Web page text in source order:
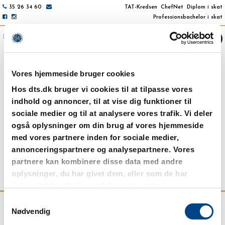
Vores hjemmeside bruger cookies
Hos dts.dk bruger vi cookies til at tilpasse vores
indhold og annoncer, til at vise dig funktioner til
sociale medier og til at analysere vores trafik. Vi deler
også oplysninger om din brug af vores hjemmeside
med vores partnere inden for sociale medier,
annonceringspartnere og analysepartnere. Vores
partnere kan kombinere disse data med andre
oplysninger, du har givet dem, eller som de har
Nødvendig
35 26 34 60 TAT-Kredsen ChefNet
Diplom i skat
Professionsbachelor i skat
NAVIGATION / AKTUELT
Referat af møde i Toldudvalget
28. marts 2025
Læs referat af mødet i forbundets Toldudvalg den 26. februar
2025her.
Tilbage